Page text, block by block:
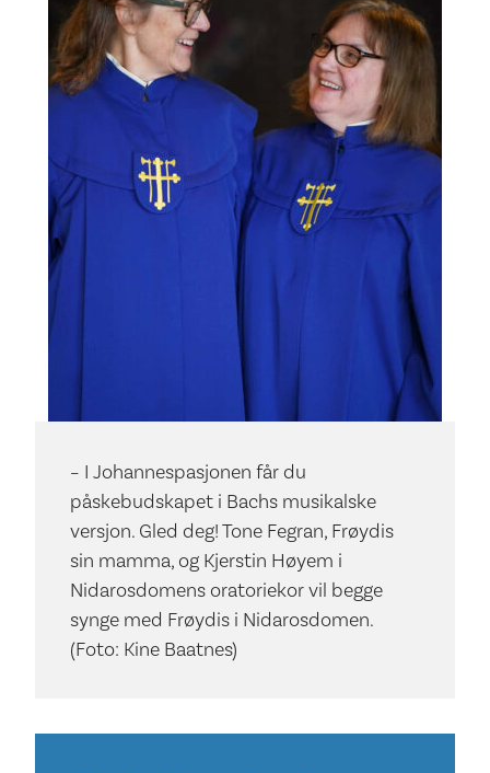
– I Johannespasjonen får du
påskebudskapet i Bachs musikalske
versjon. Gled deg! Tone Fegran, Frøydis
sin mamma, og Kjerstin Høyem i
Nidarosdomens oratoriekor vil begge
synge med Frøydis i Nidarosdomen.
(Foto: Kine Baatnes)